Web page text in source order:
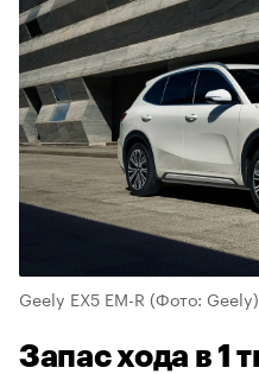
Geely EX5 EM-R (Фото: Geely)
Запас хода в 1